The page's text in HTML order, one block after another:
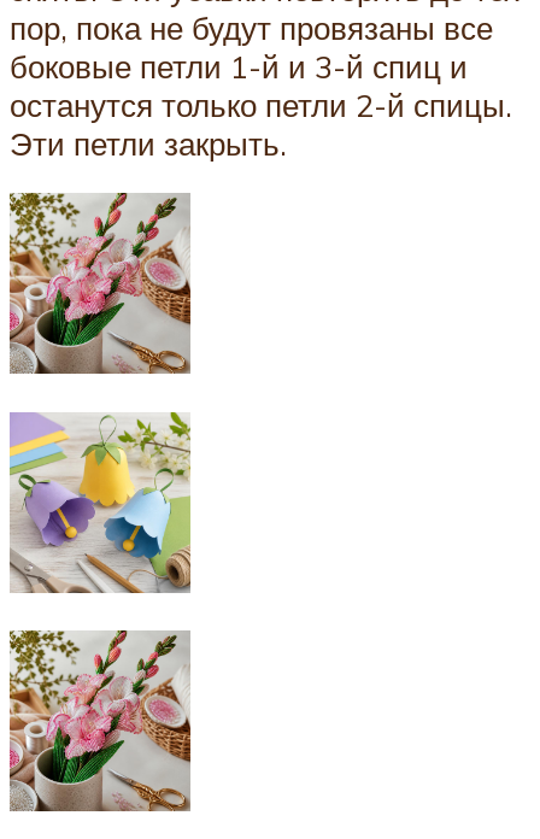
пор, пока не будут провязаны все
боковые петли 1-й и 3-й спиц и
останутся только петли 2-й спицы.
Эти петли закрыть.